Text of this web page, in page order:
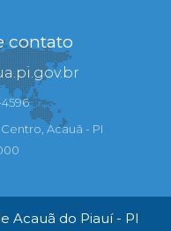
contato
Acauã - PI
Acauã do Piauí - PI